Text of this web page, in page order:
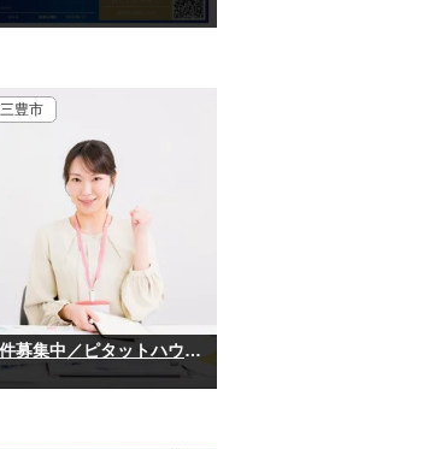
三豊市
観音寺市・三豊市の賃貸管理物件募集中／ピタットハウス香川観音寺店